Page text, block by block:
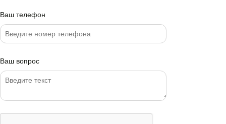
Ваш телефон
Ваш вопрос